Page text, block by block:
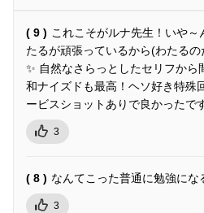
( 9 ) これこそがルナ先生！いや
たるが頑張っているから(わたる
✨ 自然なさらっとしたセリフか
和ナイズドも最高！ヘソ好き特殊
ービスショットありで良かったで
3
( 8 ) なんてこった普通に勉強にな
3